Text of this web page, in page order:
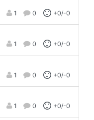
1 0 +0/-0
1 0 +0/-0
1 0 +0/-0
1 0 +0/-0